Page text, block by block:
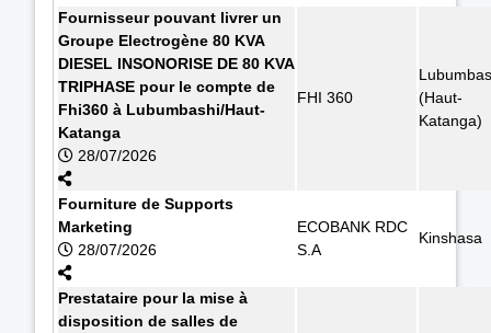
Fournisseur pouvant livrer un
Groupe Electrogène 80 KVA
DIESEL INSONORISE DE 80 KVA
TRIPHASE pour le compte de
Fhi360 à Lubumbashi/Haut-
Katanga
28/07/2026
FHI 360
(Haut-
Katanga)
Fourniture de Supports
Marketing
28/07/2026
ECOBANK RDC
S.A
Kinshasa
Prestataire pour la mise à
disposition de salles de